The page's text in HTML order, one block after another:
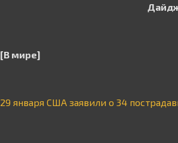
[В мире]
29 января США заявили о 34